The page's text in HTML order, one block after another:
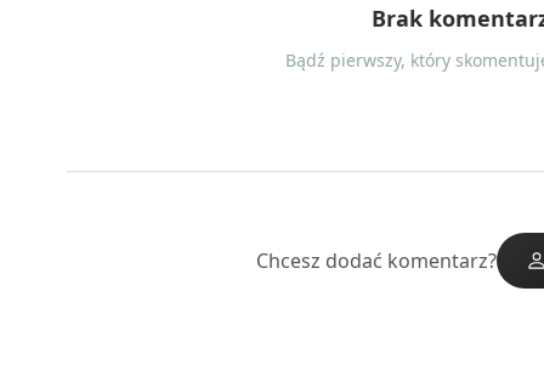
Brak
Bądź pierwszy, który
Chcesz dodać komentarz?